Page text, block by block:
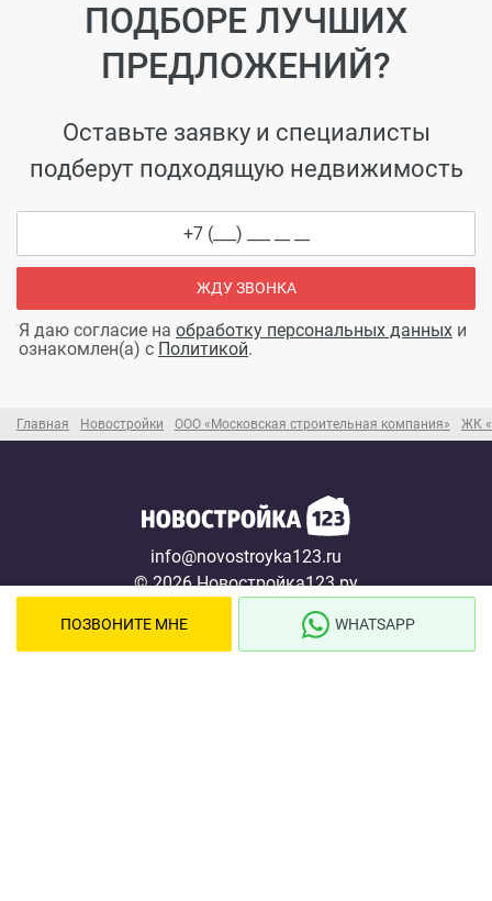
Главная Новостройки ООО «Московская строительная компания» ЖК
ПОДБОРЕ ЛУЧШИХ
ПРЕДЛОЖЕНИЙ?
Оставьте заявку и специалисты
подберут подходящую недвижимость
ЖДУ ЗВОНКА
Я даю согласие на обработку персональных данных и
ознакомлен(а) с Политикой.
info@novostroyka123.ru
© 2026 Новостройка123.ру
Карта сайта →
ПОЗВОНИТЕ МНЕ WHATSAPP